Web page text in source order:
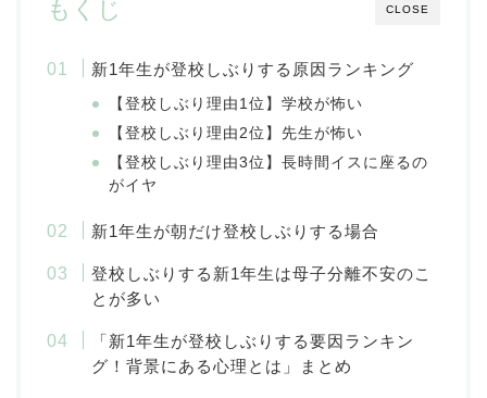
CLOSE
もくじ
新1年生が登校しぶりする原因ランキング
【登校しぶり理由1位】学校が怖い
【登校しぶり理由2位】先生が怖い
【登校しぶり理由3位】長時間イスに座るの
がイヤ
新1年生が朝だけ登校しぶりする場合
登校しぶりする新1年生は母子分離不安のこ
とが多い
「新1年生が登校しぶりする要因ランキン
グ！背景にある心理とは」まとめ